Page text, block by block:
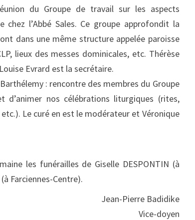
du Groupe de travail sur les aspects
chez l’Abbé Sales. Ce groupe approfondit la
dans une même structure appelée paroisse
lieux des messes dominicales, etc. Thérèse
Evrard est la secrétaire.
: rencontre des membres du Groupe
d’animer nos célébrations liturgiques (rites,
Le curé en est le modérateur et Véronique
les funérailles de Giselle DESPONTIN (à
Farciennes-Centre).
Jean-Pierre Badidike
Vice-doyen